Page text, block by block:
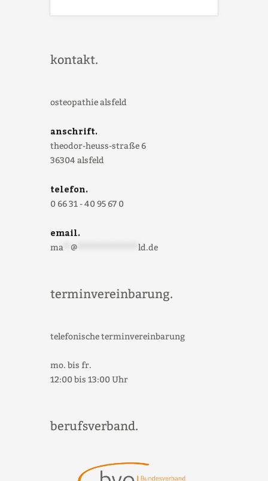
kontakt.
osteopathie alsfeld
anschrift.
theodor-heuss-straße 6
36304 alsfeld
telefon.
0 66 31 - 40 95 67 0
email.
ma @ ld.de
terminvereinbarung.
telefonische terminvereinbarung
mo. bis fr.
12:00 bis 13:00 Uhr
berufsverband.